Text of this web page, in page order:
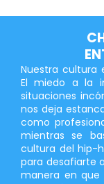
Nuestra cultura
El miedo a la
situaciones
nos deja
como
mientras se
cultura del hip-
para desafiarte
manera en que